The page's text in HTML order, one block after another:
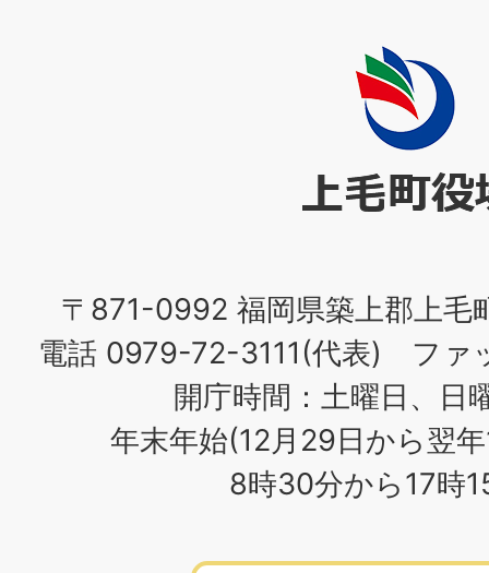
〒871-0992 福岡県築上郡上毛
電話 0979-72-3111(代表) ファ
開庁時間：土曜日、日
年末年始(12月29日から翌
8時30分から17時